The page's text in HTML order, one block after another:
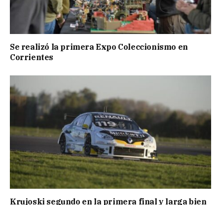
Se realizó la primera Expo Coleccionismo en
Corrientes
Krujoski segundo en la primera final y larga bien